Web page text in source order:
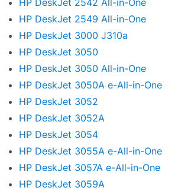
HP DeskJet 2542 All-in-One
HP DeskJet 2549 All-in-One
HP DeskJet 3000 J310a
HP DeskJet 3050
HP DeskJet 3050 All-in-One
HP DeskJet 3050A e-All-in-One
HP DeskJet 3052
HP DeskJet 3052A
HP DeskJet 3054
HP DeskJet 3055A e-All-in-One
HP DeskJet 3057A e-All-in-One
HP DeskJet 3059A